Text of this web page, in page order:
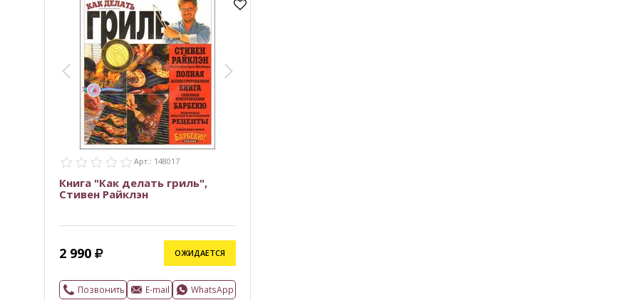
Арт.: 148017
Книга "Как делать гриль",
Стивен Райклэн
2 990 ОЖИДАЕТСЯ
Позвонить E-mail WhatsApp